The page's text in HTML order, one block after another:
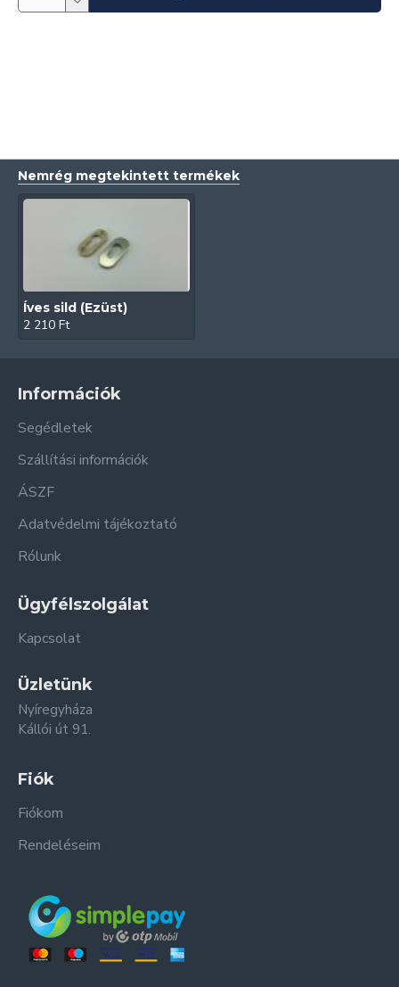
Nemrég megtekintett termékek
Íves sild (Ezüst)
2 210 Ft
Információk
Segédletek
Szállítási információk
ÁSZF
Adatvédelmi tájékoztató
Rólunk
Ügyfélszolgálat
Kapcsolat
Üzletünk
Nyíregyháza
Kállói út 91.
Fiók
Fiókom
Rendeléseim